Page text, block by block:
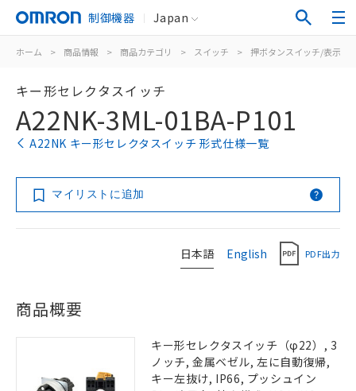
制御機器 Japan
ホーム > 商品情報 > 商品カテゴリ > スイッチ > 押ボタンスイッチ/表示灯
キー形セレクタスイッチ
A22NK-3ML-01BA-P101
A22NK キー形セレクタスイッチ 形式仕様一覧
マイリストに追加
日本語 English PDF出力
商品概要
キー形セレクタスイッチ（φ22）, 3
ノッチ, 金属ベゼル, 左に自動復帰,
キー左抜け, IP66, プッシュイン